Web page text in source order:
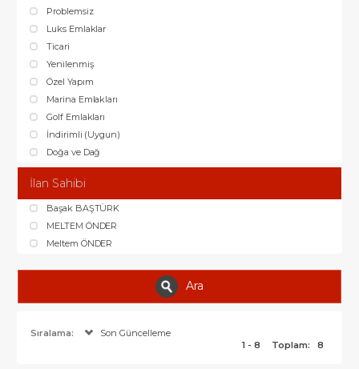
Problemsiz
Luks Emlaklar
Ticari
Yenilenmiş
Özel Yapım
Marina Emlakları
Golf Emlakları
İndirimli (Uygun)
Doğa ve Dağ
İlan Sahibi
Başak BAŞTÜRK
MELTEM ÖNDER
Meltem ÖNDER
Ara
Sıralama:
Son Güncelleme
1 - 8
Toplam: 8